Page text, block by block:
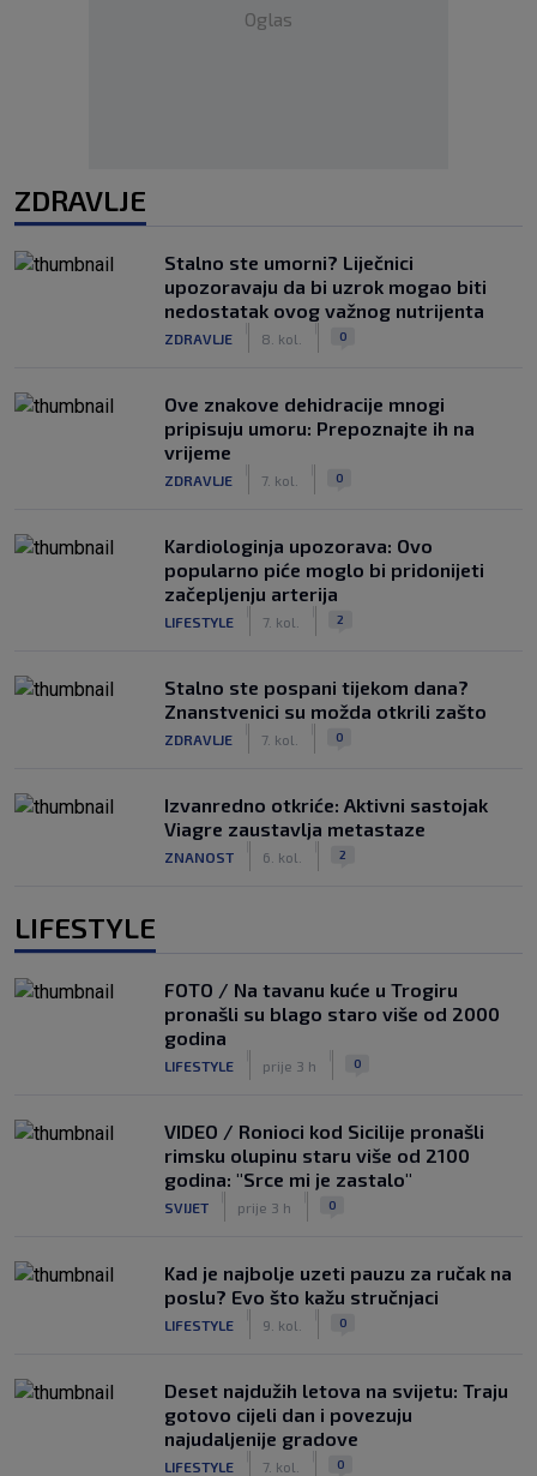
Oglas
ZDRAVLJE
Stalno ste umorni? Liječnici
upozoravaju da bi uzrok mogao biti
nedostatak ovog važnog nutrijenta
ZDRAVLJE 8. kol. 0
Ove znakove dehidracije mnogi
pripisuju umoru: Prepoznajte ih na
vrijeme
ZDRAVLJE 7. kol. 0
Kardiologinja upozorava: Ovo
popularno piće moglo bi pridonijeti
začepljenju arterija
LIFESTYLE 7. kol. 2
Stalno ste pospani tijekom dana?
Znanstvenici su možda otkrili zašto
ZDRAVLJE 7. kol. 0
Izvanredno otkriće: Aktivni sastojak
Viagre zaustavlja metastaze
ZNANOST 6. kol. 2
LIFESTYLE
FOTO / Na tavanu kuće u Trogiru
pronašli su blago staro više od 2000
godina
LIFESTYLE prije 3 h 0
VIDEO / Ronioci kod Sicilije pronašli
rimsku olupinu staru više od 2100
godina: "Srce mi je zastalo"
SVIJET prije 3 h 0
Kad je najbolje uzeti pauzu za ručak na
poslu? Evo što kažu stručnjaci
LIFESTYLE 9. kol. 0
Deset najdužih letova na svijetu: Traju
gotovo cijeli dan i povezuju
najudaljenije gradove
LIFESTYLE 7. kol. 0